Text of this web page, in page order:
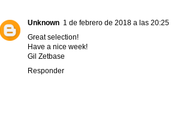
Unknown 1 de febrero de 2018 a las 20:25
Great selection!
Have a nice week!
Gil Zetbase
Responder